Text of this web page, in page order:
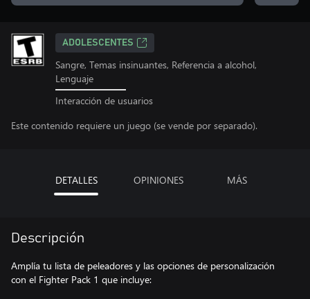
ADOLESCENTES
Sangre, Temas insinuantes, Referencia a alcohol,
Lenguaje
Interacción de usuarios
Este contenido requiere un juego (se vende por separado).
DETALLES OPINIONES MÁS
Descripción
Amplía tu lista de peleadores y las opciones de personalización
con el Fighter Pack 1 que incluye: